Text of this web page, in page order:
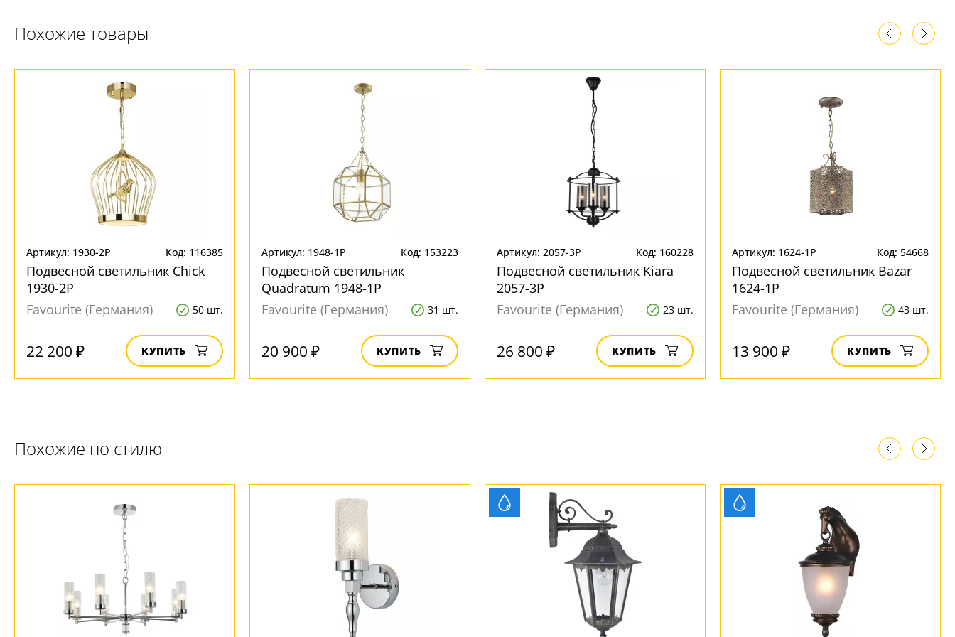
Похожие товары
Артикул: 1930-2P Код: 116385
Подвесной светильник Chick
1930-2P
Favourite (Германия)
50 шт.
22 200 ₽ КУПИТЬ
Артикул: 1948-1P Код: 153223
Подвесной светильник
Quadratum 1948-1P
Favourite (Германия)
31 шт.
20 900 ₽ КУПИТЬ
Артикул: 2057-3P Код: 160228
Подвесной светильник Kiara
2057-3P
Favourite (Германия)
23 шт.
26 800 ₽ КУПИТЬ
Артикул: 1624-1P Код: 54668
Подвесной светильник Bazar
1624-1P
Favourite (Германия)
43 шт.
13 900 ₽ КУПИТЬ
Похожие по стилю